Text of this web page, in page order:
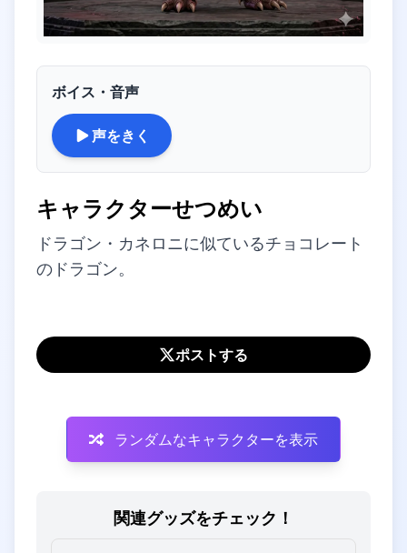
ボイス・音声
声をきく
キャラクターせつめい
ドラゴン・カネロニに似ているチョコレート
のドラゴン。
ポストする
ランダムなキャラクターを表示
関連グッズをチェック！